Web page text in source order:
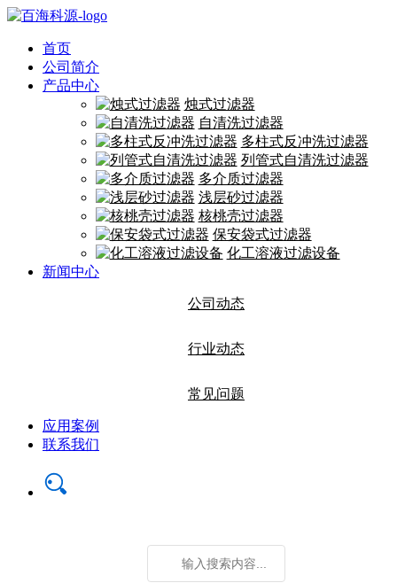
首页
公司简介
产品中心
烛式过滤器
自清洗过滤器
多柱式反冲洗过滤器
列管式自清洗过滤器
多介质过滤器
浅层砂过滤器
核桃壳过滤器
保安袋式过滤器
化工溶液过滤设备
新闻中心
公司动态
行业动态
常见问题
应用案例
联系我们